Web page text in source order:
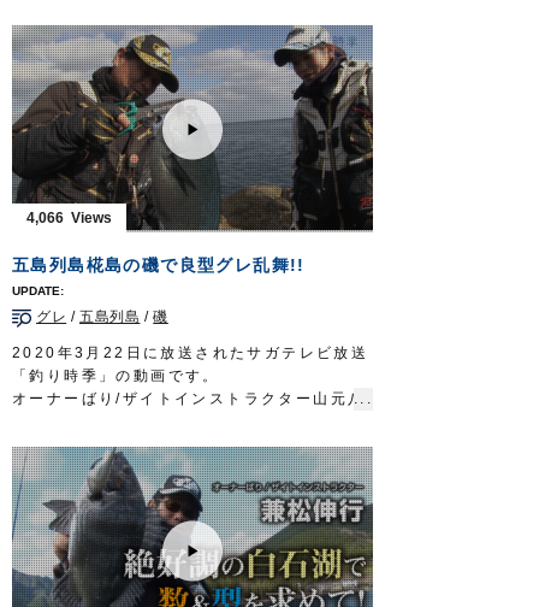
タックル②
ロッド：サーフロッド MH 10ft4in
リール：5000番クラス XG スピニングリー
ル
メインライン：PE 1.5号（8本ヨリ）
リーダー：フロロ 40lb
ルアー：シンキングペンシル 95mm
フック：STX-45ZN#5
放送日 2019年10月6日
オーナーばりwebsite
http://www.owner.co.jp
流行りのトンジギでトンボ（ビンチョウマグ
ロ/ビンナガ）とカツオを狙います。
苦戦した前回とはうって変わり、開始早々ト
ンボのダブルヒットからスタート。
大判カツオも飛び出し、無事リベンジ成功と
なりました。
https://youtu.be/cqKj-vwnuyc
■使用フック
ジガーミディアムブルーチェイサー
日 22時30分～22時45分放送
http://lure-us.com/
OWNERMOVIEhttp://ownertv.jp/
オーナーばりwebsite
http://www.owner.co.jp
4,066
五島列島椛島の磯で良型グレ乱舞!!
グレ /五島列島 /磯
2020年3月22日に放送されたサガテレビ放送
「釣り時季」の動画です。
オーナーばり/ザイトインストラクター山元八
口美咲さんが、長崎県五島列島の磯のフカセ
釣りでグレを狙います。
両氏ともコンスタントにグレがヒットし、良
型も釣り上げて椛島の磯を満喫しました。
■取材協力…長崎県五島市/せいわ様
■使用アイテム
鈎…速手グレ、ザ・ROCK、身軽グレ